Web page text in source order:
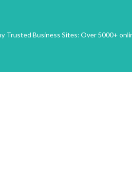
Trusted Business Sites: Over 5000+